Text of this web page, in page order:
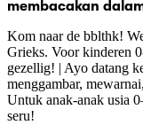
membacakan
Kom naar de bblthk!
Grieks. Voor kinderen
gezellig! | Ayo datang
menggambar,
Untuk anak-anak usia
seru!